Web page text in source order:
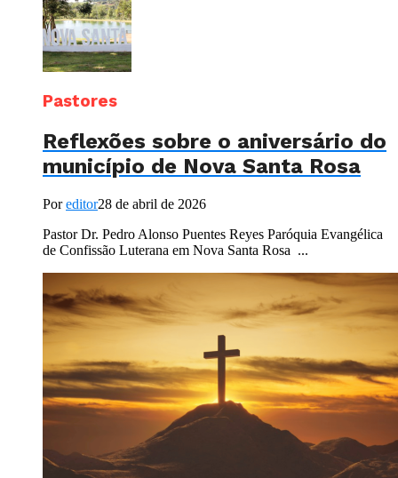
Pastores
Reflexões sobre o aniversário do
município de Nova Santa Rosa
Poreditor28 de abril de 2026
Pastor Dr. Pedro Alonso Puentes Reyes Paróquia Evangélica
de Confissão Luterana em Nova Santa Rosa ...